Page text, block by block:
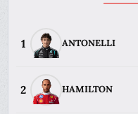
1 ANTONELLI
2 HAMILTON